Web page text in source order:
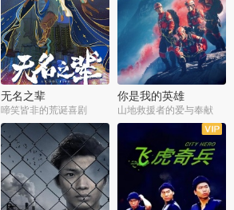
无名之辈
啼笑皆非的荒诞喜剧
你是我的英雄
山地救援者的爱与奉献